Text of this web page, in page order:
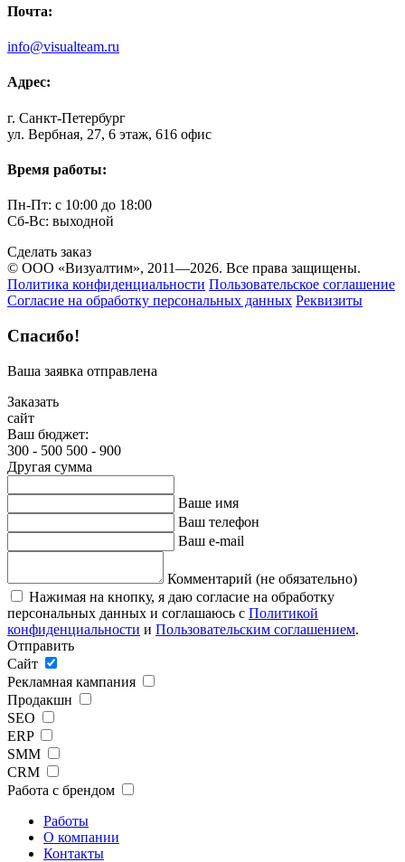
Почта:
info@visualteam.ru
Адрес:
г. Санкт-Петербург
ул. Вербная, 27, 6 этаж, 616 офис
Время работы:
Пн-Пт: с 10:00 до 18:00
Сб-Вс: выходной
Сделать заказ
© ООО «Визуалтим», 2011—2026. Все права защищены.
Политика конфиденциальности Пользовательское соглашение
Согласие на обработку персональных данных Реквизиты
Спасибо!
Ваша заявка отправлена
Заказать
сайт
Ваш бюджет:
300 - 500 500 - 900
Другая сумма
Ваше имя
Ваш телефон
Ваш e-mail
Комментарий (не обязательно)
Нажимая на кнопку, я даю согласие на обработку
персональных данных и соглашаюсь с Политикой
конфиденциальности и Пользовательским соглашением.
Отправить
Сайт
Рекламная кампания
Продакшн
SEO
ERP
SMM
CRM
Работа с брендом
Работы
О компании
Контакты